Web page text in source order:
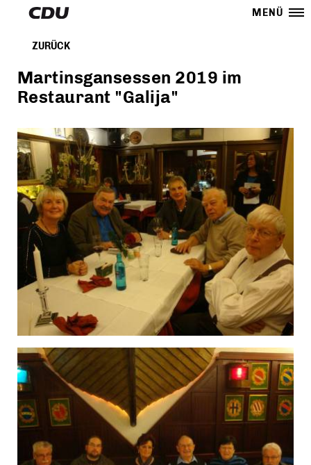
MENÜ
ZURÜCK
Martinsgansessen 2019 im
Restaurant "Galija"